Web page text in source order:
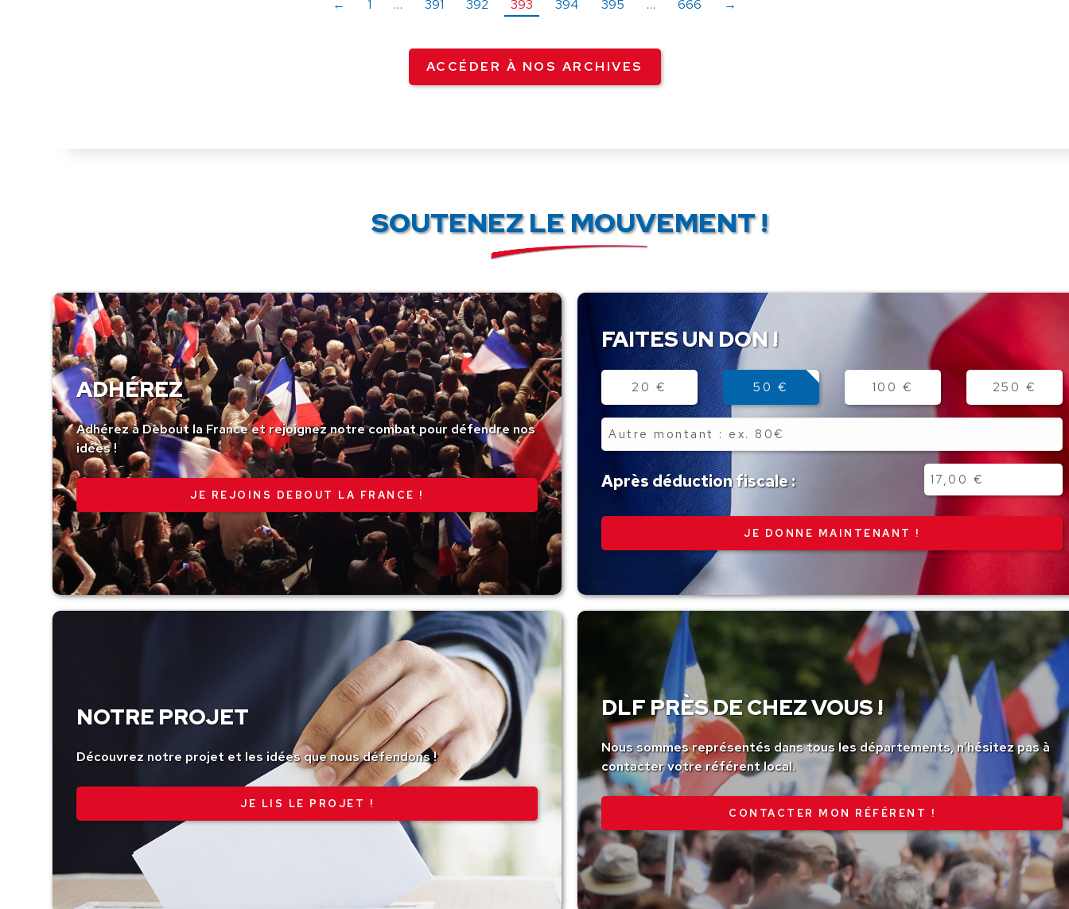
← 1 … 391 392 393 394 395 … 666 →
ACCÉDER À NOS ARCHIVES
SOUTENEZ LE MOUVEMENT !
ADHÉREZ
Adhérez à Debout la France et rejoignez notre combat pour défendre nos
idées !
JE REJOINS DEBOUT LA FRANCE !
FAITES UN DON !
Montant
20 € 50 € 100 € 250 €
Autre
montant
Après déduction fiscale :
NOTRE PROJET
Découvrez notre projet et les idées que nous défendons !
JE LIS LE PROJET !
DLF PRÈS DE CHEZ VOUS !
Nous sommes représentés dans tous les départements, n’hésitez pas à
contacter votre référent local.
CONTACTER MON RÉFÉRENT !